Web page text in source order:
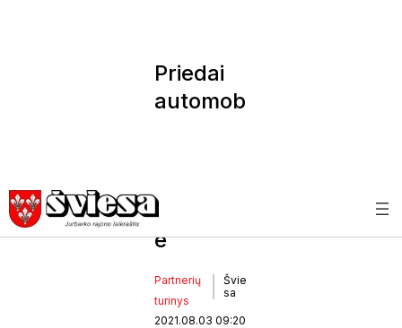
Priedai
automob
keliaujat
e
Partnerių
turinys
Švie
sa
2021.08.03 09:20